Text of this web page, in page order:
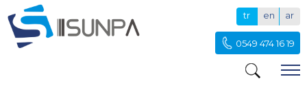
tr en ar
0549 474 16 19